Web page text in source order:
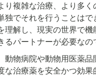
り複雑な治療、より多く
独でそれを行うことはで
理解し、現実の世界で機
るパートナーが必要なの
動物病院や動物用医薬品
な治療薬を安全かつ効果